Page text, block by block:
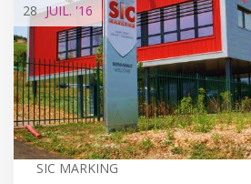
28 JUIL. '16
SIC MARKING